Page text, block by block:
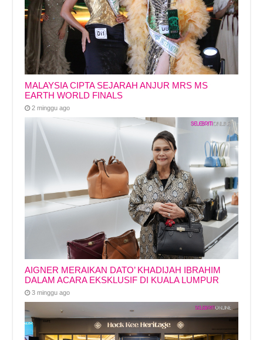
MALAYSIA CIPTA SEJARAH ANJUR MRS MS
EARTH WORLD FINALS
2 minggu ago
AIGNER MERAIKAN DATO’ KHADIJAH IBRAHIM
DALAM ACARA EKSKLUSIF DI KUALA LUMPUR
3 minggu ago